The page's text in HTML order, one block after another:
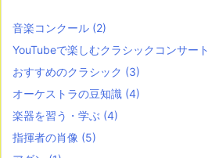
音楽コンクール (2)
YouTubeで楽しむクラシックコンサート
おすすめのクラシック (3)
オーケストラの豆知識 (4)
楽器を習う・学ぶ (4)
指揮者の肖像 (5)